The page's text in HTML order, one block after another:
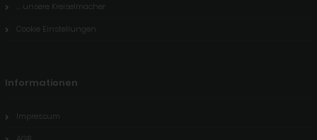
... unsere Kreiselmacher
Cookie Einstellungen
Informationen
Impressum